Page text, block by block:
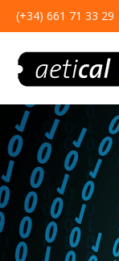
(+34) 661 71 33 29